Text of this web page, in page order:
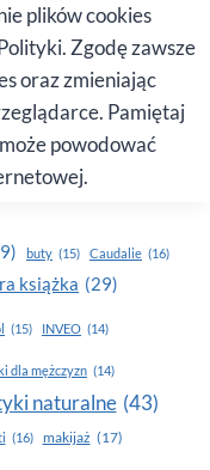
plików cookies
Zgodę zawsze
oraz zmieniając
Pamiętaj
powodować
buty (15) Caudalie (16)
książka (29)
(15) INVEO (14)
dla mężczyzn (14)
naturalne (43)
(16) makijaż (17)